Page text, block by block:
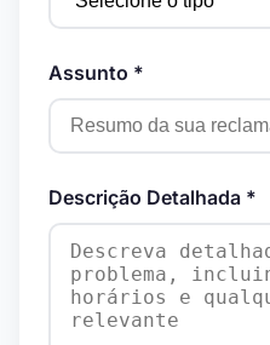
Assunto *
Descrição Detalhada *